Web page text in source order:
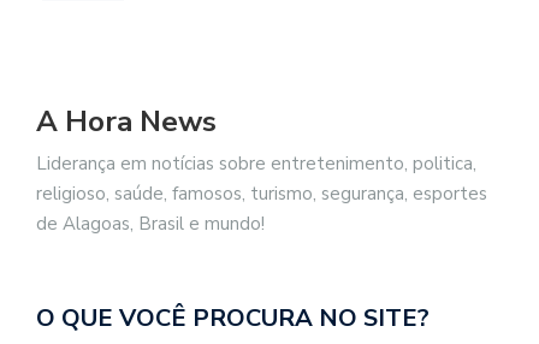
A Hora News
Liderança em notícias sobre entretenimento, politica,
religioso, saúde, famosos, turismo, segurança, esportes
de Alagoas, Brasil e mundo!
O QUE VOCÊ PROCURA NO SITE?